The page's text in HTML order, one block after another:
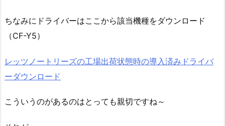
ちなみにドライバーはここから該当機種をダウンロード
（CF-Y5）
レッツノートリーズの工場出荷状態時の導入済みドライバ
ーダウンロード
こういうのがあるのはとっても親切ですね～